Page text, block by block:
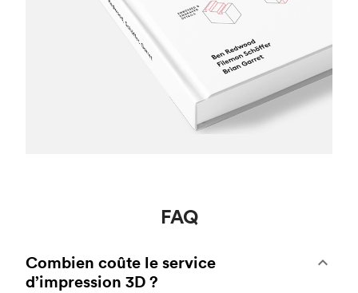
FAQ
Combien coûte le service
d’impression 3D ?